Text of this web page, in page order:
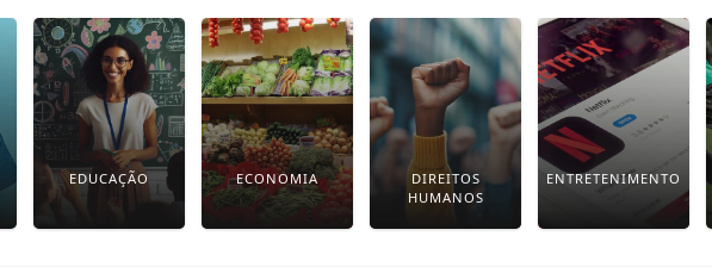
EDUCAÇÃO ECONOMIA
DIREITOS
HUMANOS
ENTRETENIMENTO